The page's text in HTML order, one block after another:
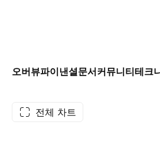
오버뷰파이낸셜문서커뮤니티테크
전체 차트